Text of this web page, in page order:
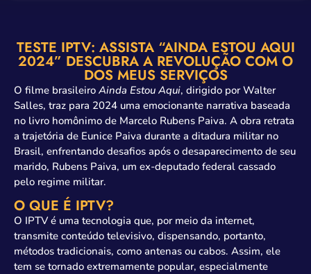
TESTE IPTV: ASSISTA “AINDA ESTOU AQUI
2024” DESCUBRA A REVOLUÇÃO COM O
DOS MEUS SERVIÇOS
O filme brasileiro Ainda Estou Aqui, dirigido por Walter
Salles, traz para 2024 uma emocionante narrativa baseada
no livro homônimo de Marcelo Rubens Paiva. A obra retrata
a trajetória de Eunice Paiva durante a ditadura militar no
Brasil, enfrentando desafios após o desaparecimento de seu
marido, Rubens Paiva, um ex-deputado federal cassado
pelo regime militar.
O QUE É IPTV?
O IPTV é uma tecnologia que, por meio da internet,
transmite conteúdo televisivo, dispensando, portanto,
métodos tradicionais, como antenas ou cabos. Assim, ele
tem se tornado extremamente popular, especialmente